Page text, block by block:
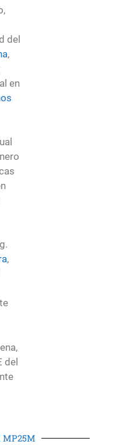
del
,
en
,
del
MP25M